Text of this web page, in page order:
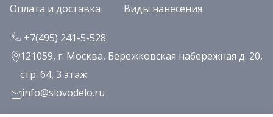
Оплата и доставка
Виды нанесения
+7(495) 241-5-528
121059, г. Москва, Бережковская набережная д. 20,
стр. 64, 3 этаж
info@slovodelo.ru